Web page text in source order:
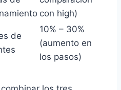
con high)
de
10% – 30%
(aumento en
los pasos)